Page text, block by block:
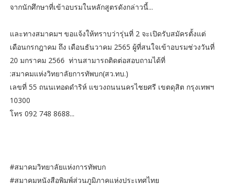
จากนักศึกษาที่เข้าอบรมในหลักสูตรดังกล่าวนี้...
และทางสมาคมฯ ขอแจ้งให้ทราบว่ารุ่นที่ 2 จะเปิดรับสมัครตั้งแต่
เดือนกรกฎาคม ถึง เดือนธันวาคม 2565 ผู้ที่สนใจเข้าอบรมช่วงวันที่
20 มกราคม 2566 ท่านสามารถติดต่อสอบถามได้ที่
:สมาคมแห่งวิทยาลัยการทัพบก(สว.ทบ.)
เลขที่ 55 ถนนเทอดดำริห์ แขวงถนนนครไชยศรี เขตดุสิต กรุงเทพฯ
10300
โทร 092 748 8688...
#สมาคมวิทยาลัยแห่งการทัพบก
#สมาคมหนังสือพิมพ์ส่วนภูมิภาคแห่งประเทศไทย